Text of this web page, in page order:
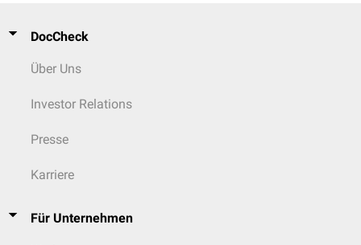
DocCheck
Über Uns
Investor Relations
Presse
Karriere
Für Unternehmen